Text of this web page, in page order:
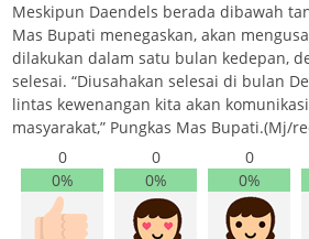
Meskipun Daendels berada dibawah
Mas Bupati menegaskan, akan
dilakukan dalam satu bulan kedepan,
selesai. “Diusahakan selesai di bulan
lintas kewenangan kita akan
masyarakat,” Pungkas Mas Bupati.(Mj/
0
0%
0
0%
0
0%